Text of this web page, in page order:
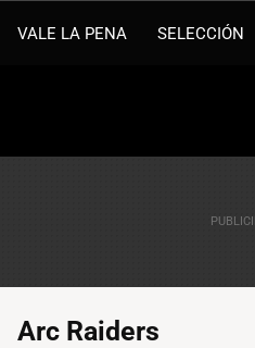
VALE LA PENA SELECCIÓN
Arc Raiders